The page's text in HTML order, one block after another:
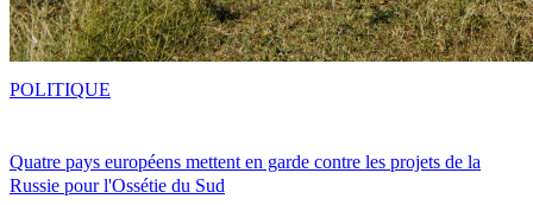
Quatre pays européens mettent en garde contre les projets de la
Russie pour l'Ossétie du Sud
POLITIQUE